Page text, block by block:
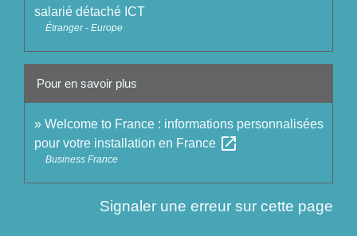
salarié détaché ICT
Étranger - Europe
Pour en savoir plus
Welcome to France : informations personnalisées
pour votre installation en France open_in_new
Business France
Signaler une erreur sur cette page